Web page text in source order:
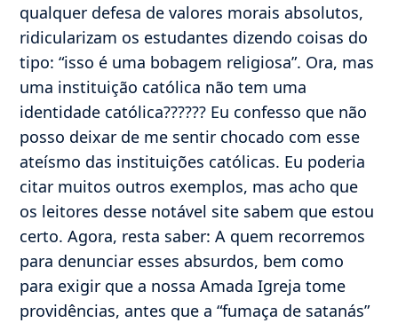
qualquer defesa de valores morais absolutos,
ridicularizam os estudantes dizendo coisas do
tipo: “isso é uma bobagem religiosa”. Ora, mas
uma instituição católica não tem uma
identidade católica?????? Eu confesso que não
posso deixar de me sentir chocado com esse
ateísmo das instituições católicas. Eu poderia
citar muitos outros exemplos, mas acho que
os leitores desse notável site sabem que estou
certo. Agora, resta saber: A quem recorremos
para denunciar esses absurdos, bem como
para exigir que a nossa Amada Igreja tome
providências, antes que a “fumaça de satanás”